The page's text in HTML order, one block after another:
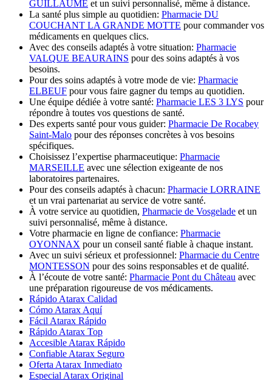
GUILLAUME et un suivi personnalisé, même à distance.
La santé plus simple au quotidien: Pharmacie DU
COUCHANT LA GRANDE MOTTE pour commander vos
médicaments en quelques clics.
Avec des conseils adaptés à votre situation: Pharmacie
VALQUE BEAURAINS pour des soins adaptés à vos
besoins.
Pour des soins adaptés à votre mode de vie: Pharmacie
ELBEUF pour vous faire gagner du temps au quotidien.
Une équipe dédiée à votre santé: Pharmacie LES 3 LYS pour
répondre à toutes vos questions de santé.
Des experts santé pour vous guider: Pharmacie De Rocabey
Saint-Malo pour des réponses concrètes à vos besoins
spécifiques.
Choisissez l’expertise pharmaceutique: Pharmacie
MARSEILLE avec une sélection exigeante de nos
laboratoires partenaires.
Pour des conseils adaptés à chacun: Pharmacie LORRAINE
et un vrai partenariat au service de votre santé.
À votre service au quotidien, Pharmacie de Vosgelade et un
suivi personnalisé, même à distance.
Votre pharmacie en ligne de confiance: Pharmacie
OYONNAX pour un conseil santé fiable à chaque instant.
Avec un suivi sérieux et professionnel: Pharmacie du Centre
MONTESSON pour des soins responsables et de qualité.
À l’écoute de votre santé: Pharmacie Pont du Château avec
une préparation rigoureuse de vos médicaments.
Rápido Atarax Calidad
Cómo Atarax Aquí
Fácil Atarax Rápido
Rápido Atarax Top
Accesible Atarax Rápido
Confiable Atarax Seguro
Oferta Atarax Inmediato
Especial Atarax Original